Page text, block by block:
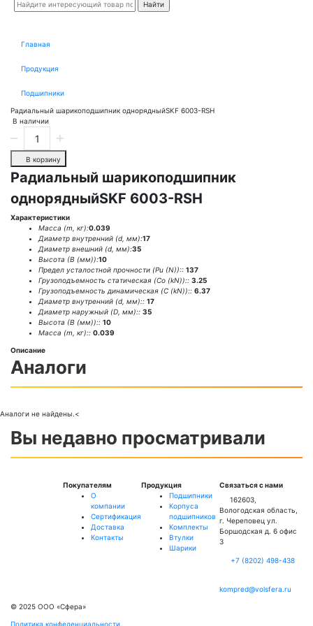
Главная
Продукция
Подшипники
Радиальный шарикоподшипник однорядныйSKF 6003-RSH
В наличии
В корзину
Радиальный шарикоподшипник
однорядныйSKF 6003-RSH
Характеристики
Масса (m, кг):0.039
Диаметр внутренний (d, мм):17
Диаметр внешний (d, мм):35
Высота (В (мм)):10
Предел усталостной прочности (Pu (N)):: 137
Грузоподъемность статическая (Co (kN)):: 3.25
Грузоподъемность динамическая (C (kN)):: 6.37
Диаметр внутренний (d, мм):: 17
Диаметр наружный (D, мм):: 35
Высота (В (мм)):: 10
Масса (m, кг):: 0.039
Описание
Аналоги
Аналоги не найдены.<
Вы недавно просматривали
Покупателям
О
компании
Сертификация
Доставка
Контакты
Продукция
Подшипники
Корпуса
подшипников
Комплекты
Втулки
Шарики
Связаться с нами
162603,
Вологодская область,
г. Череповец ул.
Боршодская д. 6 офис
3
+7 (8202) 498-438
kompred@volsfera.ru
© 2025 ООО «Сфера»
Политика конфеденциальности